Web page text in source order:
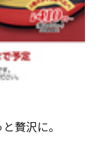
贅沢に。